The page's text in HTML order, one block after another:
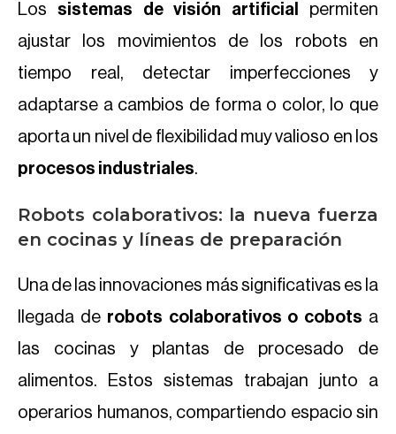
Los sistemas de visión artificial permiten
ajustar los movimientos de los robots en
tiempo real, detectar imperfecciones y
adaptarse a cambios de forma o color, lo que
aporta un nivel de flexibilidad muy valioso en los
procesos industriales.
Robots colaborativos: la nueva fuerza
en cocinas y líneas de preparación
Una de las innovaciones más significativas es la
llegada derobots colaborativos o cobots a
las cocinas y plantas de procesado de
alimentos. Estos sistemas trabajan junto a
operarios humanos, compartiendo espacio sin